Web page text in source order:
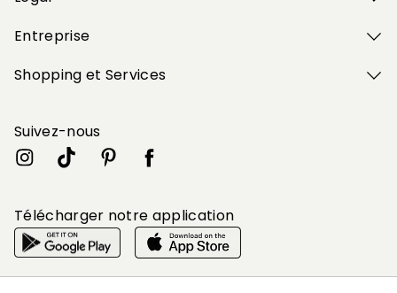
Entreprise
Shopping et Services
Suivez-nous
Télécharger notre application